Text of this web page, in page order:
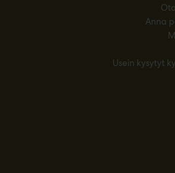
Anna
Usein kysytyt